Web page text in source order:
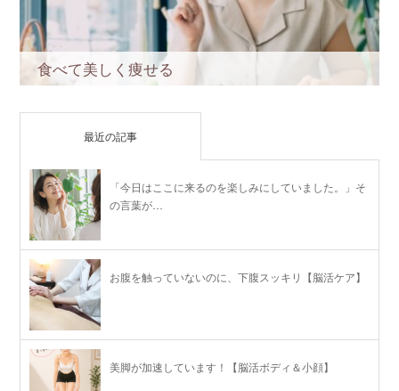
食べて美しく痩せる
最近の記事
「今日はここに来るのを楽しみにしていました。」そ
の言葉が…
お腹を触っていないのに、下腹スッキリ【脳活ケア】
美脚が加速しています！【脳活ボディ＆小顔】